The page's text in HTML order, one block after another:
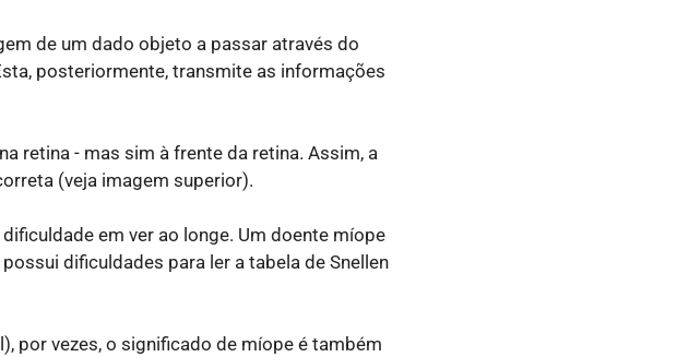
de um dado objeto a passar através do
posteriormente, transmite as informações
retina - mas sim à frente da retina. Assim, a
(veja imagem superior).
em ver ao longe. Um doente míope
dificuldades para ler a tabela de Snellen
por vezes, o significado de míope é também